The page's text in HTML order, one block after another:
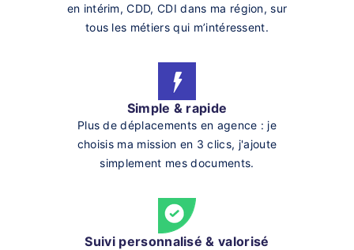
en intérim, CDD, CDI dans ma région, sur
tous les métiers qui m’intéressent.
Simple & rapide
Plus de déplacements en agence : je
choisis ma mission en 3 clics, j'ajoute
simplement mes documents.
Suivi personnalisé & valorisé